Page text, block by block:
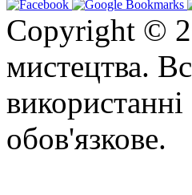
Copyright ©
мистецтва.
обов'язкове.